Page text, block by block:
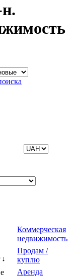
Коммерческая
недвижимость
Продам /
куплю
Аренда